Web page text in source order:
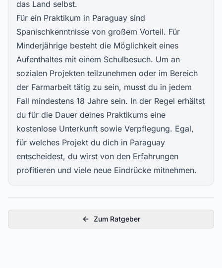
das Land selbst.
Für ein Praktikum in Paraguay sind
Spanischkenntnisse von großem Vorteil. Für
Minderjährige besteht die Möglichkeit eines
Aufenthaltes mit einem Schulbesuch. Um an
sozialen Projekten teilzunehmen oder im Bereich
der Farmarbeit tätig zu sein, musst du in jedem
Fall mindestens 18 Jahre sein. In der Regel erhältst
du für die Dauer deines Praktikums eine
kostenlose Unterkunft sowie Verpflegung. Egal,
für welches Projekt du dich in Paraguay
entscheidest, du wirst von den Erfahrungen
profitieren und viele neue Eindrücke mitnehmen.
Zum Ratgeber